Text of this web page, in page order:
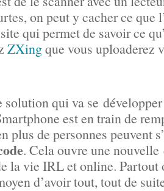
on peut y cacher ce que
qui permet de savoir ce
ZXingque vous uploaderez
solution qui va se
est en train de
plus de personnes peuvent
. Cela ouvre une
la vie IRL et online. Partout
d’avoir tout, tout de